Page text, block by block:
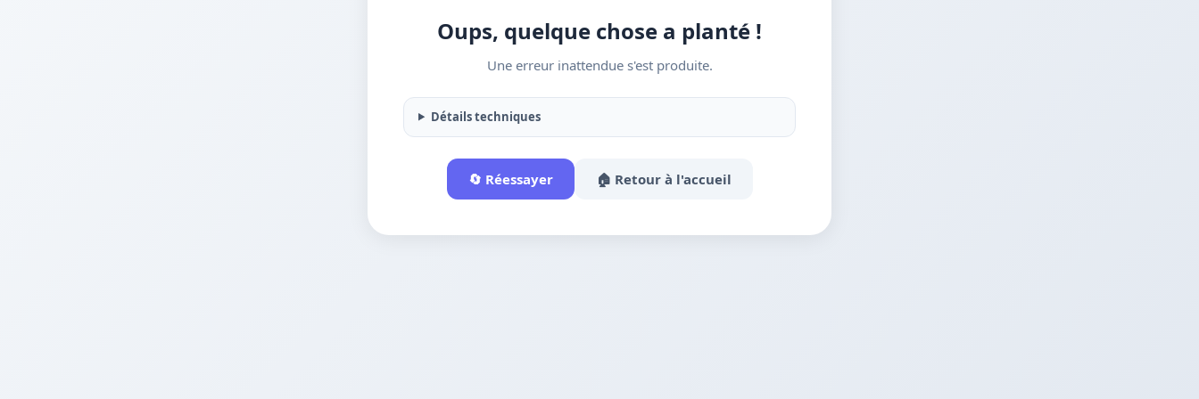
Oups, quelque chose a planté !
Une erreur inattendue s'est produite.
Détails techniques
🔄 Réessayer 🏠 Retour à l'accueil